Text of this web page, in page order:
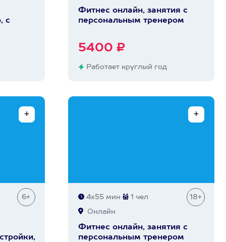
с
Фитнес онлайн, занятия с
персональным тренером
5400 ₽
Работает круглый год
6+ 4х55 мин 1 чел 18+
Онлайн
Фитнес онлайн, занятия с
персональным тренером